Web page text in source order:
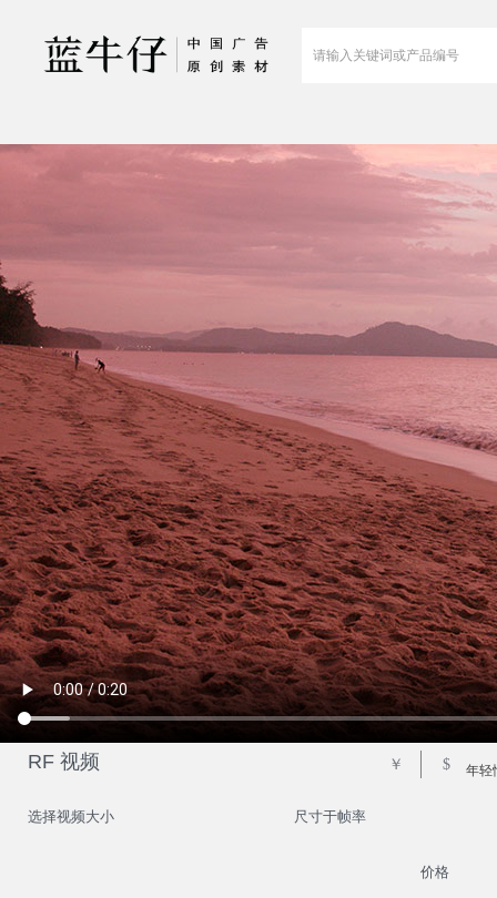
年轻
选择视频大小 尺寸于帧率
价格
RF 视频 ￥ $